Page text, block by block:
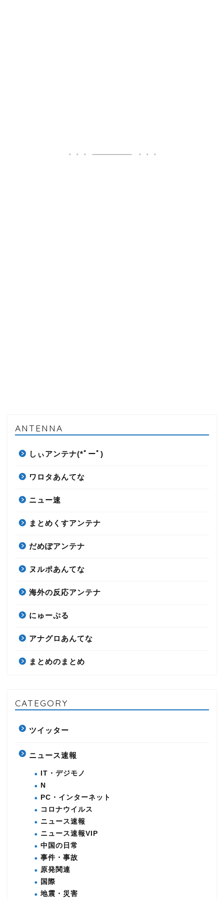
ANTENNA
しぃアンテナ(*ﾟーﾟ)
ワロタあんてな
ニュー速
まとめくすアンテナ
だめぽアンテナ
ヌルポあんてな
海外の反応アンテナ
にゅーぷる
アナグロあんてな
まとめのまとめ
CATEGORY
ツイッター
ニュース速報
IT・デジモノ
N
PC・インターネット
コロナウイルス
ニュース速報
ニュース速報VIP
中国の日常
事件・事故
原発関連
国際
地震・災害